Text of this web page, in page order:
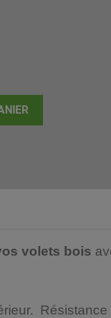
volets bois